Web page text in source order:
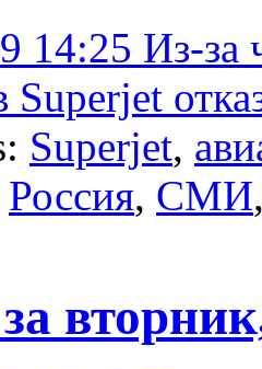
14:25 Из-за
Superjet
Superjet,
Россия, СМИ